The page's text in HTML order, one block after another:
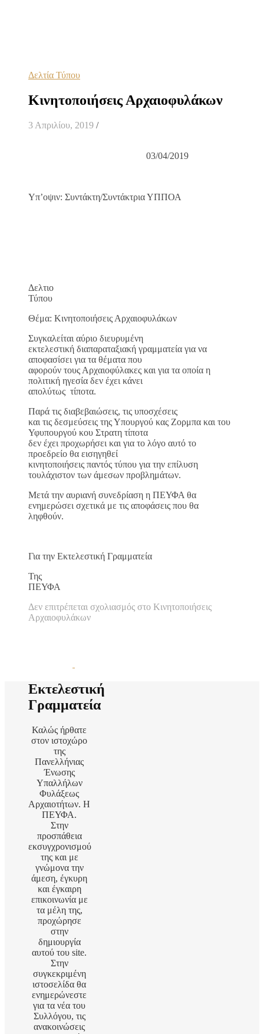
Δελτία Τύπου
Κινητοποιήσεις Αρχαιοφυλάκων
3 Απριλίου, 2019 /
03/04/2019
Υπ’οψιν: Συντάκτη/Συντάκτρια ΥΠΠΟΑ
Δελτιο
Τύπου
Θέμα: Κινητοποιήσεις Αρχαιοφυλάκων
Συγκαλείται αύριο διευρυμένη
εκτελεστική διαπαραταξιακή γραμματεία για να
αποφασίσει για τα θέματα που
αφορούν τους Αρχαιοφύλακες και για τα οποία η
πολιτική ηγεσία δεν έχει κάνει
απολύτως τίποτα.
Παρά τις διαβεβαιώσεις, τις υποσχέσεις
και τις δεσμεύσεις της Υπουργού κας Ζορμπα και του
Υφυπουργού κου Στρατη τίποτα
δεν έχει προχωρήσει και για το λόγο αυτό το
προεδρείο θα εισηγηθεί
κινητοποιήσεις παντός τύπου για την επίλυση
τουλάχιστον των άμεσων προβλημάτων.
Μετά την αυριανή συνεδρίαση η ΠΕΥΦΑ θα
ενημερώσει σχετικά με τις αποφάσεις που θα
ληφθούν.
Για την Εκτελεστική Γραμματεία
Της
ΠΕΥΦΑ
Δεν επιτρέπεται σχολιασμός στο Κινητοποιήσεις
Αρχαιοφυλάκων
Εκτελεστική
Γραμματεία
Καλώς ήρθατε
στον ιστοχώρο
της
Πανελλήνιας
Ένωσης
Υπαλλήλων
Φυλάξεως
Αρχαιοτήτων. Η
ΠΕΥΦΑ.
Στην
προσπάθεια
εκσυγχρονισμού
της και με
γνώμονα την
άμεση, έγκυρη
και έγκαιρη
επικοινωνία με
τα μέλη της,
προχώρησε
στην
δημιουργία
αυτού του site.
Στην
συγκεκριμένη
ιστοσελίδα θα
ενημερώνεστε
για τα νέα του
Συλλόγου, τις
ανακοινώσεις